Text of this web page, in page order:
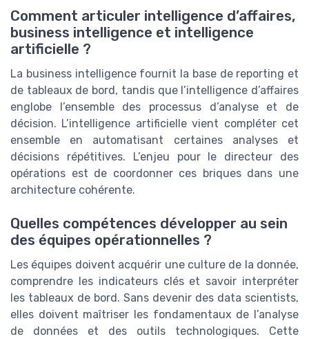
Comment articuler intelligence d’affaires,
business intelligence et intelligence
artificielle ?
La business intelligence fournit la base de reporting et
de tableaux de bord, tandis que l’intelligence d’affaires
englobe l’ensemble des processus d’analyse et de
décision. L’intelligence artificielle vient compléter cet
ensemble en automatisant certaines analyses et
décisions répétitives. L’enjeu pour le directeur des
opérations est de coordonner ces briques dans une
architecture cohérente.
Quelles compétences développer au sein
des équipes opérationnelles ?
Les équipes doivent acquérir une culture de la donnée,
comprendre les indicateurs clés et savoir interpréter
les tableaux de bord. Sans devenir des data scientists,
elles doivent maîtriser les fondamentaux de l’analyse
de données et des outils technologiques. Cette